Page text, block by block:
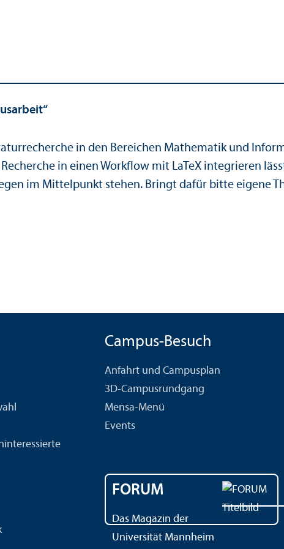
in den Bereichen Mathematik und
in einen Workflow mit LaTeX integrieren
im Mittelpunkt stehen. Bringt dafür bitte eigene
Campus-Besuch
Anfahrt und Campusplan
3D-Campusrundgang
Mensa-Menü
Events
FORUM
Das Magazin der
Universität Mannheim